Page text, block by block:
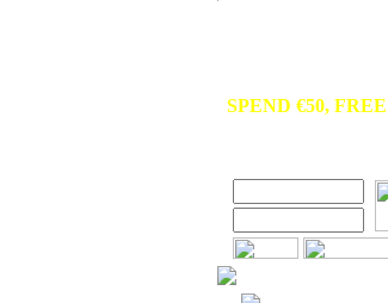
SPEND €50,